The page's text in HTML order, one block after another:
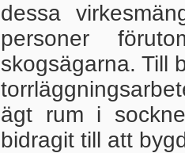
dessa
personer
skogsägarna. Till
ägt rum i
bidragit till att